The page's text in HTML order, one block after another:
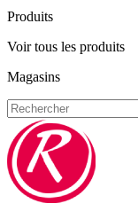
Produits
Voir tous les produits
Magasins